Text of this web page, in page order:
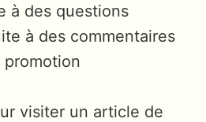
à des questions
à des commentaires
promotion
visiter un article de